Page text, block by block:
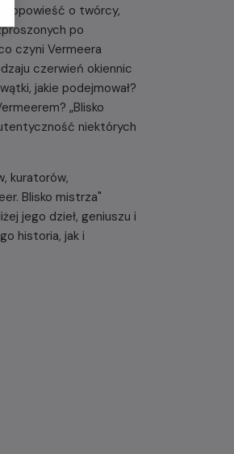
opowieść o twórcy,
po
czyni Vermeera
czerwień okiennic
jakie podejmował?
„Blisko
niektórych
kuratorów,
Blisko mistrza"
jego dzieł, geniuszu i
historia, jak i